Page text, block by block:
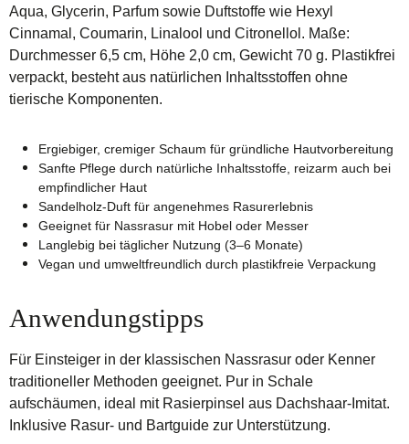
Aqua, Glycerin, Parfum sowie Duftstoffe wie Hexyl
Cinnamal, Coumarin, Linalool und Citronellol. Maße:
Durchmesser 6,5 cm, Höhe 2,0 cm, Gewicht 70 g. Plastikfrei
verpackt, besteht aus natürlichen Inhaltsstoffen ohne
tierische Komponenten.
Ergiebiger, cremiger Schaum für gründliche Hautvorbereitung
Sanfte Pflege durch natürliche Inhaltsstoffe, reizarm auch bei
empfindlicher Haut
Sandelholz-Duft für angenehmes Rasurerlebnis
Geeignet für Nassrasur mit Hobel oder Messer
Langlebig bei täglicher Nutzung (3–6 Monate)
Vegan und umweltfreundlich durch plastikfreie Verpackung
Anwendungstipps
Für Einsteiger in der klassischen Nassrasur oder Kenner
traditioneller Methoden geeignet. Pur in Schale
aufschäumen, ideal mit Rasierpinsel aus Dachshaar-Imitat.
Inklusive Rasur- und Bartguide zur Unterstützung.